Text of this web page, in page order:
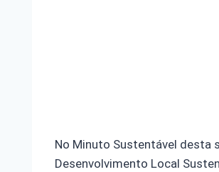
No Minuto Sustentável desta
Desenvolvimento Local